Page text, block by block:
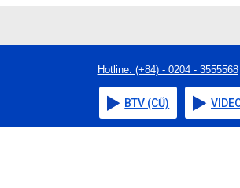
Hotline: (+84) - 0204 - 3555568
BTV (CŨ)